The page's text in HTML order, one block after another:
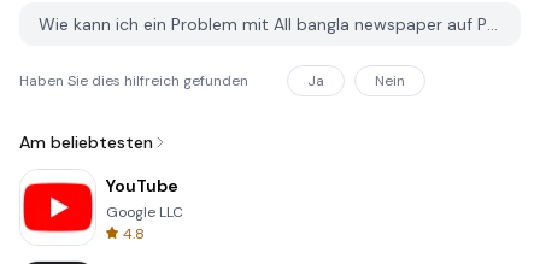
Wie kann ich ein Problem mit All bangla newspaper auf PGYER APK HUB melden?
Haben Sie dies hilfreich gefunden Ja Nein
Am beliebtesten
YouTube
Google LLC
4.8